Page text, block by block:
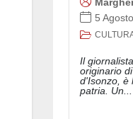
5
Il
originario
d'Isonzo, è
patria. Un...